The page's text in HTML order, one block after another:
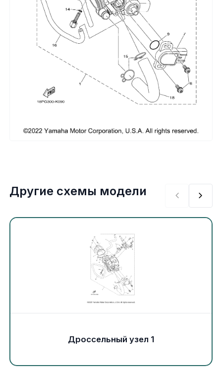
Трансмиссия
Хранение и перевозка
Шины, диски, гусеницы
Шноркели
Электрика
Другое
Движители (гребные винты)
Швартовное оборудование
Якорное оборудование
Другие схемы модели
Дроссельный узел 1